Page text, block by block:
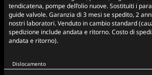
tendicatena, pompe dell’olio nuove. Sostituiti i
guide valvole. Garanzia di 3 mesi se spedito, 2
nostri laboratori. Venduto in cambio standard
spedizione include andata e ritorno. Costo di
andata e ritorno).
Dislocamento